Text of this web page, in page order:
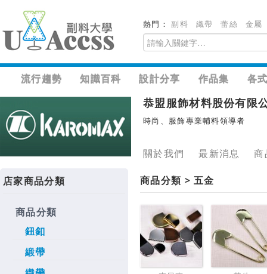
熱門：副料 織帶 蕾絲 金屬
流行趨勢 知識百科 設計分享 作品集 各
恭盟服飾材料股份有限
時尚、服飾專業輔料領導者
關於我們 最新消息 商
店家商品分類
商品分類
鈕釦
緞帶
商品分類 > 五金